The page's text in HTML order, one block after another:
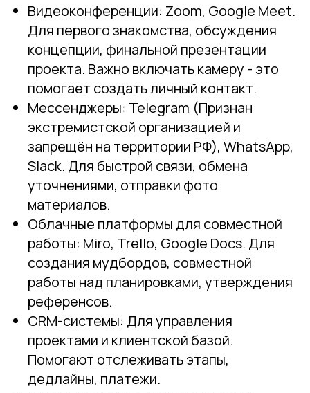
Видеоконференции: Zoom, Google Meet.
Для первого знакомства, обсуждения
концепции, финальной презентации
проекта. Важно включать камеру - это
помогает создать личный контакт.
Мессенджеры: Telegram (Признан
экстремистской организацией и
запрещён на территории РФ), WhatsApp,
Slack. Для быстрой связи, обмена
уточнениями, отправки фото
материалов.
Облачные платформы для совместной
работы: Miro, Trello, Google Docs. Для
создания мудбордов, совместной
работы над планировками, утверждения
референсов.
CRM-системы: Для управления
проектами и клиентской базой.
Помогают отслеживать этапы,
дедлайны, платежи.